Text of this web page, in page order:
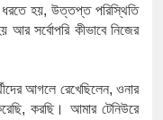
ধরতে হয়,উত্তপ্ত পরিস্থিতি
আর সর্বোপরি কীভাবে নিজের
আগলে রেখেছিলেন,ওনার
,করছি। আমার টেনিউরে